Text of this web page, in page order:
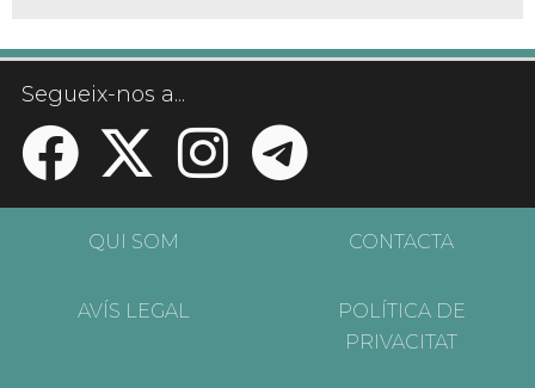
Segueix-nos a...
QUI SOM CONTACTA
AVÍS LEGAL
POLÍTICA DE
PRIVACITAT